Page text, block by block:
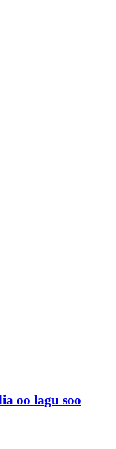
oo lagu soo